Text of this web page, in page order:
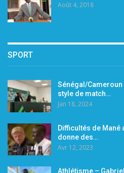
Août 4, 2018
SPORT
Sénégal/Cameroun
style de match…
Jan 18, 2024
Difficultés de Mané
donne des…
Avr 12, 2023
Athlétisme –